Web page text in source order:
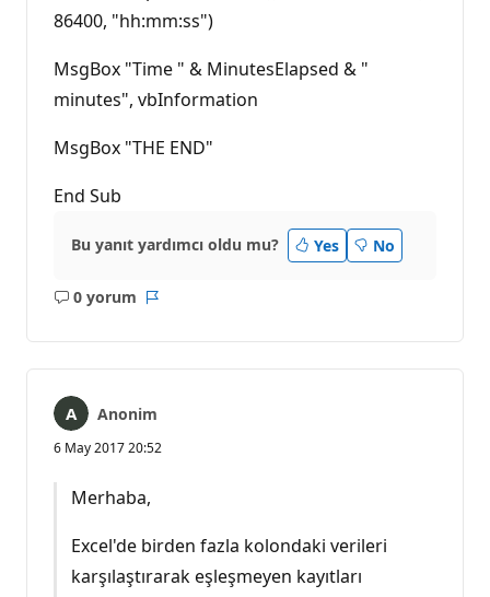
86400, "hh:mm:ss")
MsgBox "Time " & MinutesElapsed & "
minutes", vbInformation
MsgBox "THE END"
End Sub
Bu yanıt yardımcı oldu mu? Yes No
0 yorum
Açıklama
Anonim
6 May 2017 20:52
Merhaba,
Excel'de birden fazla kolondaki verileri
karşılaştırarak eşleşmeyen kayıtları